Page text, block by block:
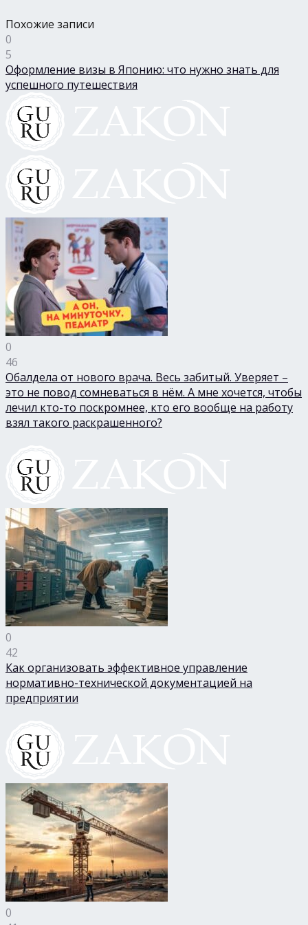
Похожие записи
0
5
Оформление визы в Японию: что нужно знать для
успешного путешествия
0
46
Обалдела от нового врача. Весь забитый. Уверяет –
это не повод сомневаться в нём. А мне хочется, чтобы
лечил кто-то поскромнее, кто его вообще на работу
взял такого раскрашенного?
0
42
Как организовать эффективное управление
нормативно-технической документацией на
предприятии
0